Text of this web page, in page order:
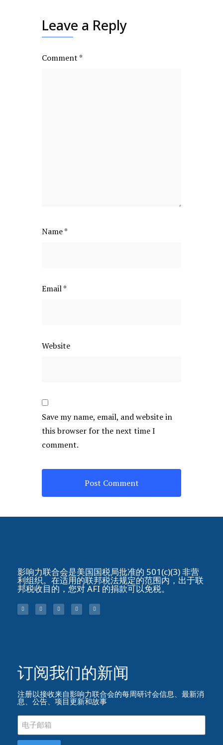
Leave a Reply
Comment*
Name*
Email*
Website
Save my name, email, and website in
this browser for the next time I
comment.
影响力联合会是美国国税局批准的 501(c)(3) 非营
利组织。在适用的联邦税法规定的范围内，出于联
邦税收目的，您对 AFI 的捐款可以免税。
订阅我们的新闻​
注册以接收来自影响力联合会的每周研讨会信息、最新消
息、公告、项目更新和故事